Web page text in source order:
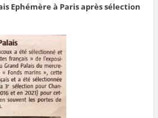
Ephémère à Paris après sélection